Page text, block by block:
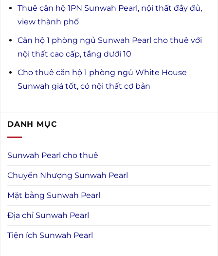
Thuê căn hộ 1PN Sunwah Pearl, nội thất đầy đủ,
view thành phố
Căn hộ 1 phòng ngủ Sunwah Pearl cho thuê với
nội thất cao cấp, tầng dưới 10
Cho thuê căn hộ 1 phòng ngủ White House
Sunwah giá tốt, có nội thất cơ bản
DANH MỤC
Sunwah Pearl cho thuê
Chuyển Nhượng Sunwah Pearl
Mặt bằng Sunwah Pearl
Địa chỉ Sunwah Pearl
Tiện ích Sunwah Pearl